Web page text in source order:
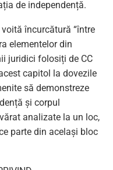
de independență.
încurcătură “între
elementelor din
juridici folosiți de CC
capitol la dovezile
să demonstreze
și corpul
analizate la un loc,
parte din același bloc